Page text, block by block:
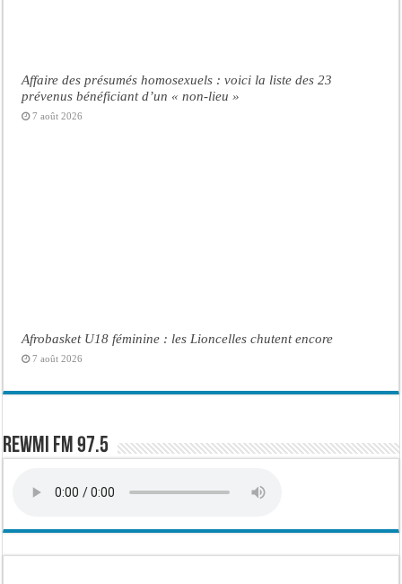
Affaire des présumés homosexuels : voici la liste des 23
prévenus bénéficiant d’un « non-lieu »
7 août 2026
Afrobasket U18 féminine : les Lioncelles chutent encore
7 août 2026
Rewmi FM 97.5